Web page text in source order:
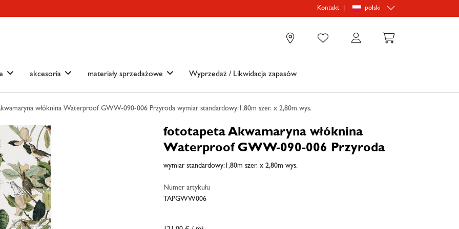
Kontakt polski
akcesoria materiały sprzedażowe Wyprzedaż / Likwidacja zapasów
włóknina Waterproof GWW-090-006 Przyroda wymiar standardowy:1,80m szer. x 2,80m wys.
fototapeta Akwamaryna włóknina
Waterproof GWW-090-006 Przyroda
wymiar standardowy:1,80m szer. x 2,80m wys.
Numer artykułu
TAPGWW006